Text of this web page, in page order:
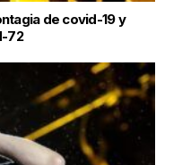
de covid-19 y
72